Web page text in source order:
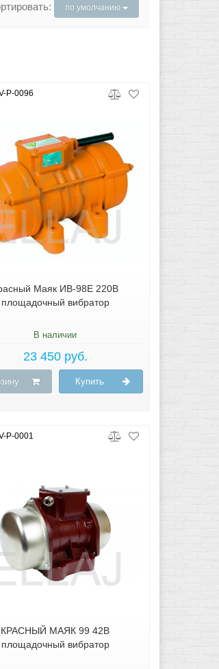
по умолчанию
P-0096
Маяк ИВ-98Е 220В
площадочный вибратор
В наличии
23 450 руб.
Купить
P-0001
КРАСНЫЙ МАЯК 99 42В
площадочный вибратор